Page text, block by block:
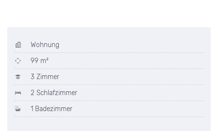
Wohnung
99 m²
3 Zimmer
2 Schlafzimmer
1 Badezimmer